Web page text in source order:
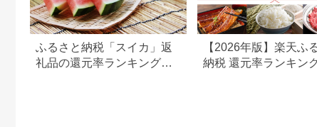
ふるさと納税「スイカ」返
礼品の還元率ランキング。
【2026年版】楽天ふ
納税 還元率ランキン